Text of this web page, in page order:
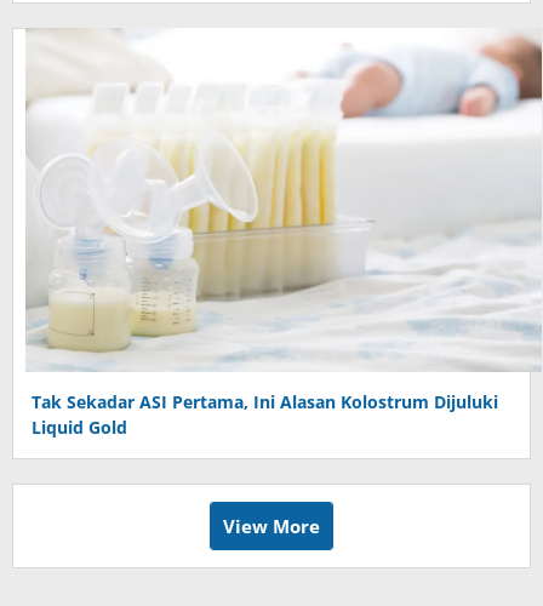
Tak Sekadar ASI Pertama, Ini Alasan Kolostrum Dijuluki
Liquid Gold
View More